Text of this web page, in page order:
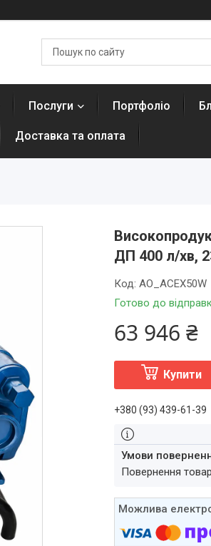
Послуги Портфоліо
Доставка та оплата
ДП 400 л/хв,
Готово до
Код:AO_ACEX50W
63 946 ₴
Купити
+380 (93) 439-61-39
повернення